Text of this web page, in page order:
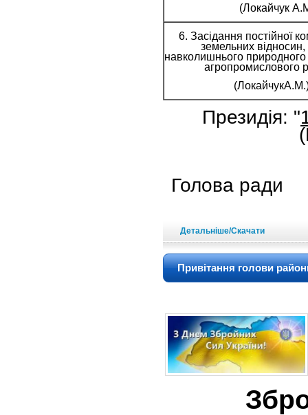
(Локайчук
6. Засідання постійної
земельних
навколишнього
агропромислового
Президія: "
Детальніше/Скачати
Привітання голови